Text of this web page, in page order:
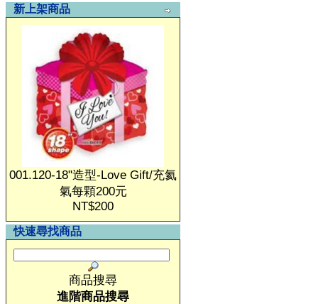
新上架商品
001.120-18"造型-Love Gift/充氦
氣每顆200元
NT$200
快速尋找商品
商品搜尋
進階商品搜尋